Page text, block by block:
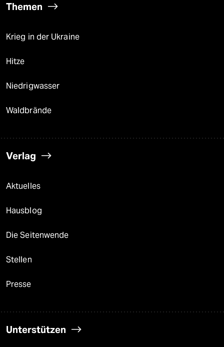
Themen
Krieg in der Ukraine
Hitze
Niedrigwasser
Waldbrände
Verlag
Aktuelles
Hausblog
Die Seitenwende
Stellen
Presse
Unterstützen